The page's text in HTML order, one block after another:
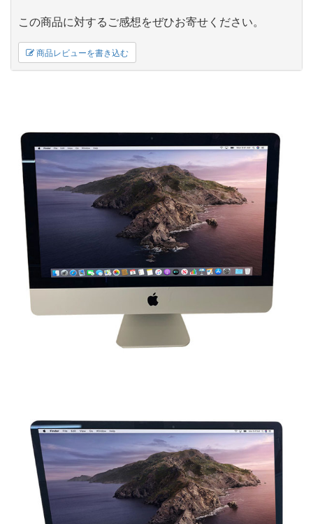
この商品に対するご感想をぜひお寄せください。
商品レビューを書き込む